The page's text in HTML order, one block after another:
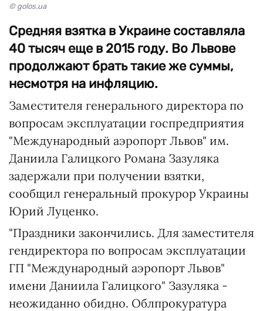
© golos.ua
Средняя взятка в Украине составляла
40 тысяч еще в 2015 году. Во Львове
продолжают брать такие же суммы,
несмотря на инфляцию.
Заместителя генерального директора по
вопросам эксплуатации госпредприятия
"Международный аэропорт Львов" им.
Даниила Галицкого Романа Зазуляка
задержали при получении взятки,
сообщил генеральный прокурор Украины
Юрий Луценко.
"Праздники закончились. Для заместителя
гендиректора по вопросам эксплуатации
ГП "Международный аэропорт Львов"
имени Даниила Галицкого" Зазуляка -
неожиданно обидно. Облпрокуратура